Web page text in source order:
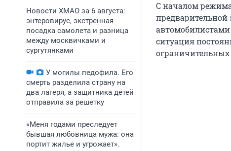
Новости ХМАО за 6 августа:
энтеровирус, экстренная
посадка самолета и разница
между москвичками и
сургутянками
У могилы педофила. Его
смерть разделила страну на
два лагеря, а защитника детей
отправила за решетку
«Меня годами преследует
бывшая любовница мужа: она
портит жилье и угрожает».
С началом
предварительной
ситуация
ограничительных